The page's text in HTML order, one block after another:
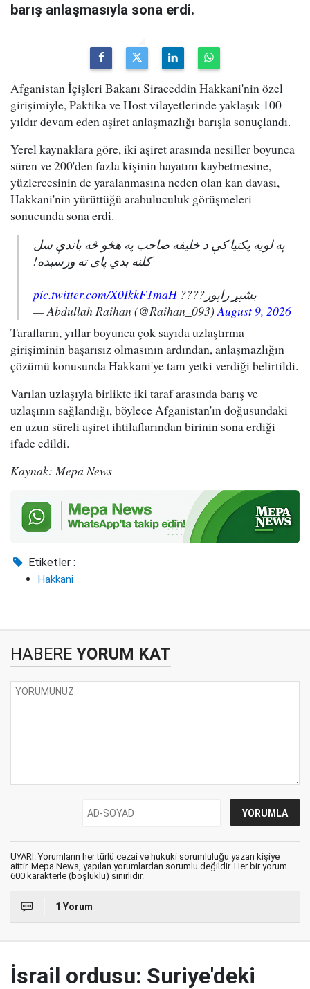
barış anlaşmasıyla sona erdi.
Afganistan İçişleri Bakanı Siraceddin Hakkani'nin özel
girişimiyle, Paktika ve Host vilayetlerinde yaklaşık 100
yıldır devam eden aşiret anlaşmazlığı barışla sonuçlandı.
Yerel kaynaklara göre, iki aşiret arasında nesiller boyunca
süren ve 200'den fazla kişinin hayatını kaybetmesine,
yüzlercesinin de yaralanmasına neden olan kan davası,
Hakkani'nin yürüttüğü arabuluculuk görüşmeleri
sonucunda sona erdi.
په لویه پکتیا کې د خلیفه صاحب په هڅو څه باندې سل
کلنه بدي پای ته ورسېده!
بشپړ راپور????pic.twitter.com/X0IkkF1maH
— Abdullah Raihan (@Raihan_093) August 9, 2026
Tarafların, yıllar boyunca çok sayıda uzlaştırma
girişiminin başarısız olmasının ardından, anlaşmazlığın
çözümü konusunda Hakkani'ye tam yetki verdiği belirtildi.
Varılan uzlaşıyla birlikte iki taraf arasında barış ve
uzlaşının sağlandığı, böylece Afganistan'ın doğusundaki
en uzun süreli aşiret ihtilaflarından birinin sona erdiği
ifade edildi.
Kaynak: Mepa News
Etiketler :
Hakkani
HABERE YORUM KAT
UYARI: Yorumların her türlü cezai ve hukuki sorumluluğu yazan kişiye
aittir. Mepa News, yapılan yorumlardan sorumlu değildir. Her bir yorum
600 karakterle (boşluklu) sınırlıdır.
1 Yorum
İsrail ordusu: Suriye'deki